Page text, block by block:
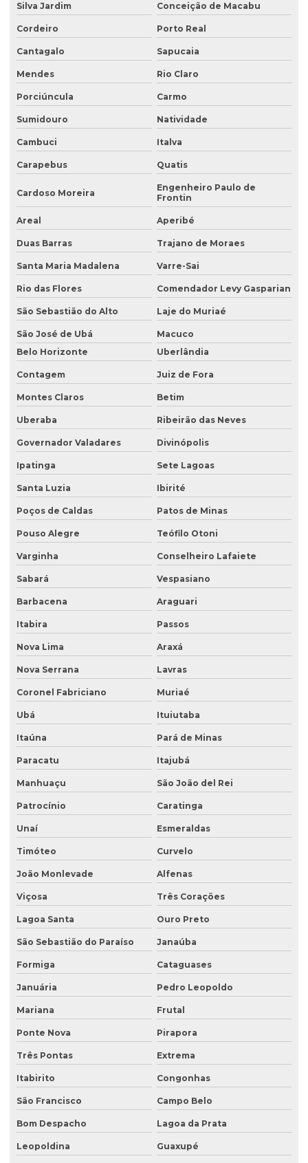
Coleta de amostras de água e efluentes
Coleta de efluentes líquidos
Consultoria ambiental
Consultoria ambiental para empresas
Consultoria ambiental e florestal
Consultoria ambiental rural
Consultoria ambiental serviços
Consultoria área ambiental
Consultoria e assessoria ambiental
Consultoria em gestão ambiental
Consultoria inventário florestal
Consultoria e licenciamento ambiental
Consultoria de meio ambiente
Desativação de tanque de combustível subterrâneo
Empresa de análise de água
Empresa de análise granulométrica do solo
Empresa de análise de solo
Empresa de análise de solo e sedimento
Empresa coleta de efluentes
Empresa de ensaio percolação do solo
Empresa de ensaio de permeabilidade do solo
Empresa de ensaios de solos
Empresa especialista em sondagens de solo
Empresa especializada em consultoria ambiental
Empresa que faz análise de água
Empresa que faz análise de solo
Empresa de retirada de tanque subterrâneo
Empresa de retirada de tanques
Empresa de sondagem ambiental
Empresa sondagem de solo
Empresas de consultoria ambiental
Empresas de consultoria meio ambiente
Empresas que fazem análise de água
Ensaio percolação do solo
Ensaio triaxial de solos
Escritório de consultoria ambiental
Estudo hidrogeológico
Estudo hidrológico
Estudo hidrológico para outorga
Estudo hidrológico para pontes
Estudo de passivo ambiental
Exploração de águas subterrâneas
Silva Jardim Conceição de Macabu
Cordeiro Porto Real
Cantagalo Sapucaia
Mendes Rio Claro
Porciúncula Carmo
Sumidouro Natividade
Cambuci Italva
Carapebus Quatis
Cardoso Moreira
Engenheiro Paulo de
Frontin
Areal Aperibé
Duas Barras Trajano de Moraes
Santa Maria Madalena Varre-Sai
Rio das Flores Comendador Levy Gasparian
São Sebastião do Alto Laje do Muriaé
São José de Ubá
Macuco
Belo Horizonte
Uberlândia
Contagem Juiz de Fora
Montes Claros Betim
Uberaba Ribeirão das Neves
Governador Valadares Divinópolis
Ipatinga Sete Lagoas
Santa Luzia Ibirité
Poços de Caldas Patos de Minas
Pouso Alegre Teófilo Otoni
Varginha Conselheiro Lafaiete
Sabará Vespasiano
Barbacena Araguari
Itabira Passos
Nova Lima Araxá
Nova Serrana Lavras
Coronel Fabriciano Muriaé
Ubá Ituiutaba
Itaúna Pará de Minas
Paracatu Itajubá
Manhuaçu São João del Rei
Patrocínio Caratinga
Unaí Esmeraldas
Timóteo Curvelo
João Monlevade Alfenas
Viçosa Três Corações
Lagoa Santa Ouro Preto
São Sebastião do Paraíso Janaúba
Formiga Cataguases
Januária Pedro Leopoldo
Mariana Frutal
Ponte Nova Pirapora
Três Pontas Extrema
Itabirito Congonhas
São Francisco Campo Belo
Bom Despacho Lagoa da Prata
Leopoldina Guaxupé